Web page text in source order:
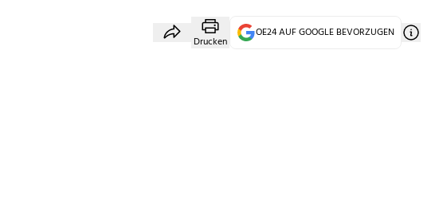
Drucken
OE24 AUF GOOGLE BEVORZUGEN